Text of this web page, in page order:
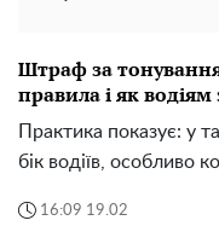
Штраф за
правила і як
Практика показує: у
бік водіїв, особливо
16:09 19.02